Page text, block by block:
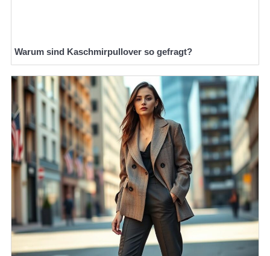
Warum sind Kaschmirpullover so gefragt?